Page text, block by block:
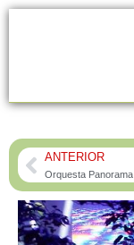
PrevANTERIOR
Orquesta Panorama